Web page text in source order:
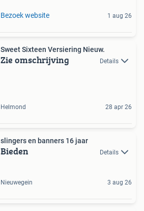
Bezoek website 1 aug 26
Sweet Sixteen Versiering Nieuw.
Zie omschrijving Details
Helmond 28 apr 26
slingers en banners 16 jaar
Bieden Details
Nieuwegein 3 aug 26